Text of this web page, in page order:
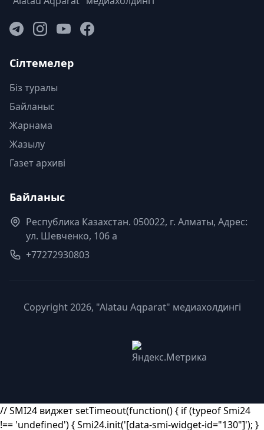
Сілтемелер
Біз туралы
Байланыс
Жарнама
Жазылу
Газет архиві
Байланыс
Республика Казахстан. 050022, г. Алматы, Адрес:
ул. Шевченко, 106 а
+77272930803
Copyright 2026, "Alatau Aqparat" медиахолдингі
// SMI24 виджет setTimeout(function() { if (typeof Smi24
!== 'undefined') { Smi24.init('[data-smi-widget-id="130"]'); }